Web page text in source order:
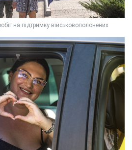
на підтримку військовополонених